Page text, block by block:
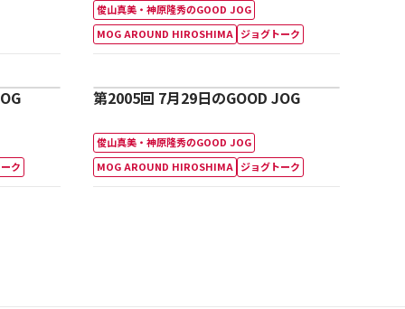
俊山真美・神原隆秀のGOOD JOG
MOG AROUND HIROSHIMA ジョグトーク
ク
第2005回 7月29日のGOOD JOG
俊山真美・神原隆秀のGOOD JOG
MOG AROUND HIROSHIMA ジョグトーク